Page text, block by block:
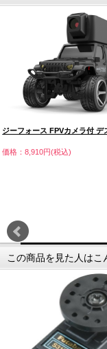
ジーフォース FPVカメラ付
価格：8,910円(税込)
この商品を見た人は